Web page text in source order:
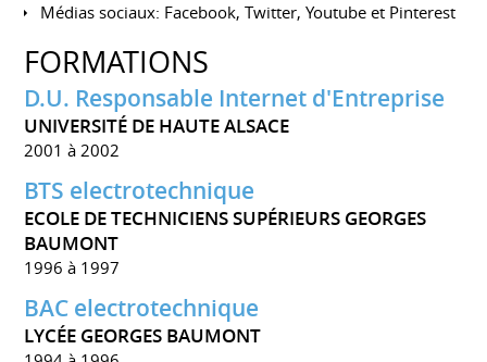
Médias sociaux: Facebook, Twitter, Youtube et Pinterest
FORMATIONS
D.U. Responsable Internet d'Entreprise
UNIVERSITÉ DE HAUTE ALSACE
2001 à 2002
BTS electrotechnique
ECOLE DE TECHNICIENS SUPÉRIEURS GEORGES
BAUMONT
1996 à 1997
BAC electrotechnique
LYCÉE GEORGES BAUMONT